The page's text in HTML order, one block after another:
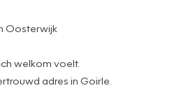
Oosterwijk
welkom voelt.
adres in Goirle.